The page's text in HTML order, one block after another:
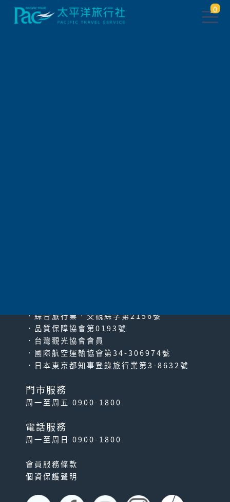
0
．綜合旅行業‧交觀綜字第2156號
．品質保障協會第0193號
．台灣觀光協會會員
．國際航空運輸協會第34-306974號
．日本東京都知事登錄旅行業第3-8632號
門市服務
周一至周五 0900-1800
電話服務
周一至周日 0900-1800
會員服務條款
個資保護聲明